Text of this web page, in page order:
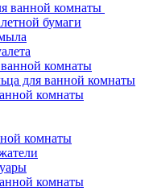
ванной комнаты
бумаги
комнаты
для ванной комнаты
комнаты
комнаты
комнаты